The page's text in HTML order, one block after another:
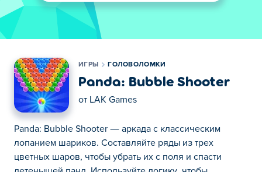
ИГРЫ ГОЛОВОЛОМКИ
Panda: Bubble Shooter
от LAK Games
Panda: Bubble Shooter — аркада с классическим
лопанием шариков. Составляйте ряды из трех
цветных шаров, чтобы убрать их с поля и спасти